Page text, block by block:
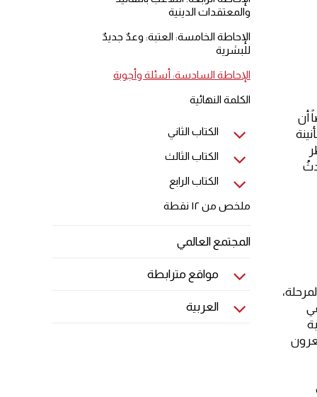
والمعتقدات الدينية
الإحاطة الخامسة: العتبة: وعدٌ جديدٌ
للبشرية
الإحاطة السادسة: أسئلة وأجوبة
الكلمة النهائية
الكتاب الثاني
الكتاب الثالث
الكتاب الرابع
ملخص من ١٢ نقطة
المجتمع العالمي
مواقع مترابطة
العربية
أن